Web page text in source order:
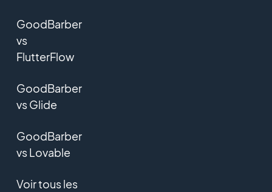
GoodBarber
vs
FlutterFlow
GoodBarber
vs Glide
GoodBarber
vs Lovable
Voir tous les